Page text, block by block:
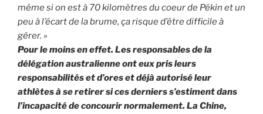
même si on est à 70 kilomètres du coeur de Pékin et un
peu à l’écart de la brume, ça risque d’être difficile à
gérer. »
Pour le moins en effet. Les responsables de la
délégation australienne ont eux pris leurs
responsabilités et d’ores et déjà autorisé leur
athlètes à se retirer si ces derniers s’estiment dans
l’incapacité de concourir normalement. La Chine,